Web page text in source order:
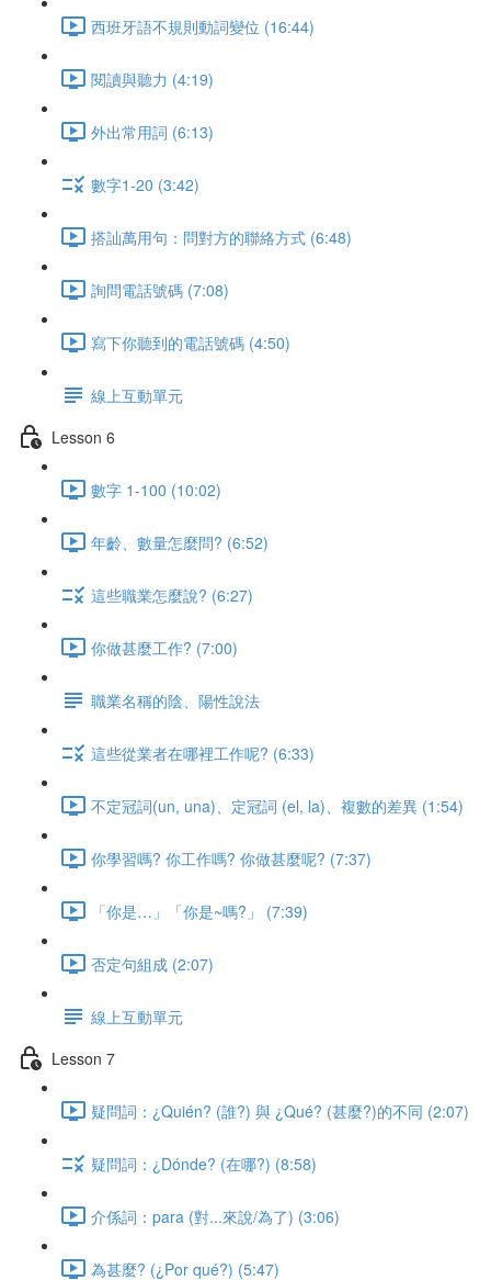
西班牙語不規則動詞變位 (16:44)
閱讀與聽力 (4:19)
外出常用詞 (6:13)
數字1-20 (3:42)
搭訕萬用句：問對方的聯絡方式 (6:48)
詢問電話號碼 (7:08)
寫下你聽到的電話號碼 (4:50)
線上互動單元
Lesson 6
數字 1-100 (10:02)
年齡、數量怎麼問? (6:52)
這些職業怎麼說? (6:27)
你做甚麼工作? (7:00)
職業名稱的陰、陽性說法
這些從業者在哪裡工作呢? (6:33)
不定冠詞(un, una)、定冠詞 (el, la)、複數的差異 (1:54)
你學習嗎? 你工作嗎? 你做甚麼呢? (7:37)
「你是…」「你是~嗎?」 (7:39)
否定句組成 (2:07)
線上互動單元
Lesson 7
疑問詞：¿Quién? (誰?) 與 ¿Qué? (甚麼?)的不同 (2:07)
疑問詞：¿Dónde? (在哪?) (8:58)
介係詞：para (對...來說/為了) (3:06)
為甚麼? (¿Por qué?) (5:47)